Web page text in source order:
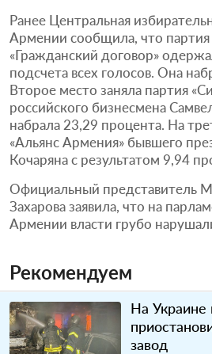
Ранее Центральная
Армении сообщила, что
«Гражданский договор»
подсчета всех голосов. Она
Второе место заняла партия
российского бизнесмена
набрала 23,29 процента. На
«Альянс Армения» бывшего
Кочаряна с результатом 9,94
Официальный представитель
Захарова заявила, что на
Армении власти грубо
Рекомендуем
На Украине
завод